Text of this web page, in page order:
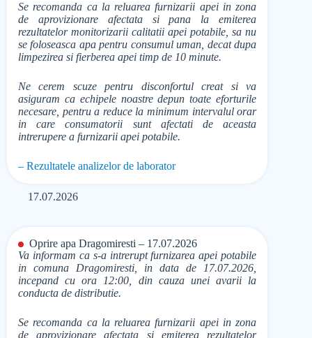
Se recomanda ca la reluarea furnizarii apei in zona
de aprovizionare afectata si pana la emiterea
rezultatelor monitorizarii calitatii apei potabile, sa nu
se foloseasca apa pentru consumul uman, decat dupa
limpezirea si fierberea apei timp de 10 minute.
Ne cerem scuze pentru disconfortul creat si va
asiguram ca echipele noastre depun toate eforturile
necesare, pentru a reduce la minimum intervalul orar
in care consumatorii sunt afectati de aceasta
intrerupere a furnizarii apei potabile.
– Rezultatele analizelor de laborator
17.07.2026
Oprire apa Dragomiresti – 17.07.2026
Va informam ca s-a intrerupt furnizarea apei potabile
in comuna Dragomiresti, in data de 17.07.2026,
incepand cu ora 12:00, din cauza unei avarii la
conducta de distributie.
Se recomanda ca la reluarea furnizarii apei in zona
de aprovizionare afectata si emiterea rezultatelor